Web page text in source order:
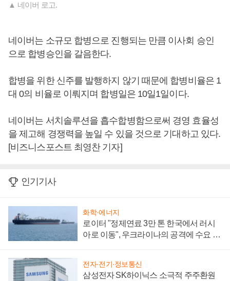
▲ 네이버 로고.
네이버는 소규모 합병으로 진행되는 만큼 이사회 승인
으로 합병승인을 갈음한다.
합병을 위한 신주를 발행하지 않기 때문에 합병비율은 1
대 0의 비율로 이뤄지며 합병일은 10일1일이다.
네이버는 서치솔루션을 흡수합병함으로써 경영 효율성
을 제고해 경쟁력을 높일 수 있을 것으로 기대하고 있다.
[비즈니스포스트 최영찬 기자]
인기기사
화학·에너지
로이터 "정제연료 3만 톤 한국에서 러시
아로 이동", 우크라이나의 공격에 수요 늘
전자·전기·정보통신
삼성전자 SK하이닉스 소극적 주주환원